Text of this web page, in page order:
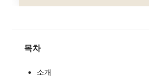
신을 주도하고 있습니다.
목차
소개